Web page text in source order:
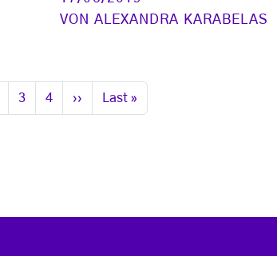
VON ALEXANDRA KARABELAS
Seite
3 Seite
4 Nächste Seite
›› Letzte Seite
Last »